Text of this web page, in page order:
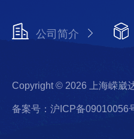
公司简介
Copyright © 2026 上海嵘崴
备案号：沪ICP备09010056